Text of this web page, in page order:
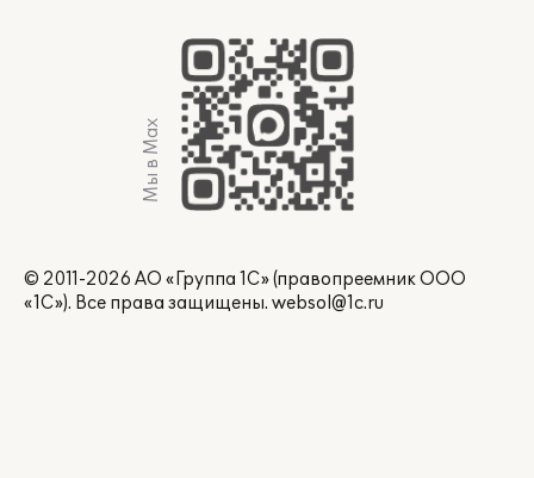
Мы в Max
© 2011-2026 АО «Группа 1С» (правопреемник ООО
«1С»). Все права защищены. websol@1c.ru